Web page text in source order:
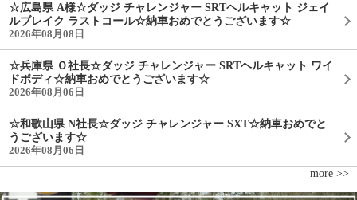
☆広島県 A様☆ダッジ チャレンジャー SRTヘルキャット ジェイ
ルブレイク ラストコール☆納車おめでとうございます☆
2026年08月08日
☆兵庫県 Ｏ社長☆ダッジ チャレンジャー SRTヘルキャット ワイ
ドボディ☆納車おめでとうございます☆
2026年08月06日
☆和歌山県 N社長☆ダッジ チャレンジャー SXT☆納車おめでと
うございます☆
2026年08月06日
more >>